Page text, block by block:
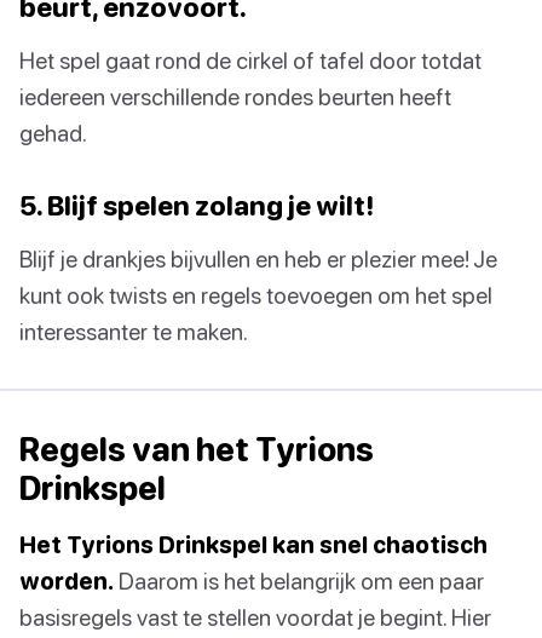
beurt, enzovoort.
Het spel gaat rond de cirkel of tafel door totdat
iedereen verschillende rondes beurten heeft
gehad.
5. Blijf spelen zolang je wilt!
Blijf je drankjes bijvullen en heb er plezier mee! Je
kunt ook twists en regels toevoegen om het spel
interessanter te maken.
Regels van het Tyrions
Drinkspel
Het Tyrions Drinkspel kan snel chaotisch
worden. Daarom is het belangrijk om een paar
basisregels vast te stellen voordat je begint. Hier